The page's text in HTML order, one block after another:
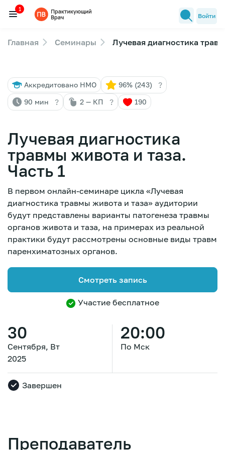
Семинары
Лекторы
FAQ
1
Войти
Главная Семинары Лучевая диагностика
Аккредитовано НМО 96% (243) ?
90 мин ? 2 — КП ? 190
30
Сентября, Вт
2025
20:00
По Мск
Завершен
Лучевая диагностика
травмы живота и таза.
Часть 1
В первом онлайн-семинаре цикла «Лучевая
диагностика травмы живота и таза» аудитории
будут представлены варианты патогенеза травмы
органов живота и таза, на примерах из реальной
практики будут рассмотрены основные виды травм
паренхиматозных органов.
Смотреть запись
Участие бесплатное
Преподаватель